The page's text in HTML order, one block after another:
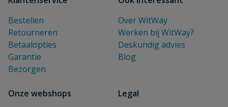
Bestellen
Retourneren
Betaalopties
Garantie
Bezorgen
Over WitWay
Werken bij WitWay?
Deskundig advies
Blog
Onze webshops
Legal